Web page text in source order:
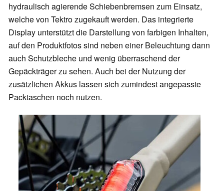
hydraulisch agierende Schiebenbremsen zum Einsatz,
welche von Tektro zugekauft werden. Das integrierte
Display unterstützt die Darstellung von farbigen Inhalten,
auf den Produktfotos sind neben einer Beleuchtung dann
auch Schutzbleche und wenig überraschend der
Gepäckträger zu sehen. Auch bei der Nutzung der
zusätzlichen Akkus lassen sich zumindest angepasste
Packtaschen noch nutzen.